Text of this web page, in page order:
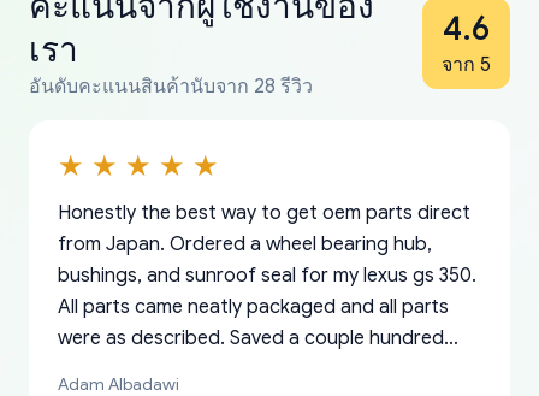
เรา
อันดับคะแนนสินค้านับจาก 28 รีวิว
4.6
จาก 5
Honestly the best way to get oem parts direct
from Japan. Ordered a wheel bearing hub,
bushings, and sunroof seal for my lexus gs 350.
All parts came neatly packaged and all parts
were as described. Saved a couple hundred
Adam Albadawi